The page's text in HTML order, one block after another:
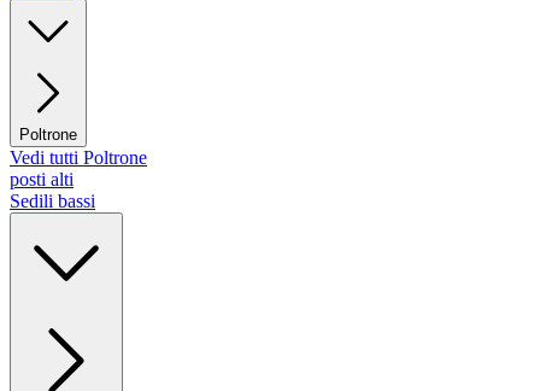
Poltrone
Vedi tutti Poltrone
posti alti
Sedili bassi